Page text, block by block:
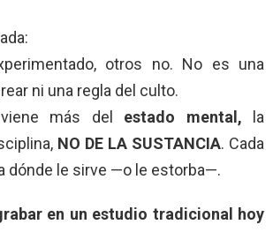
otros no. No es una
ni una regla del culto.
más del estado mental, la
NO DE LA SUSTANCIA. Cada
dónde le sirve —o le estorba—.
en un estudio tradicional hoy